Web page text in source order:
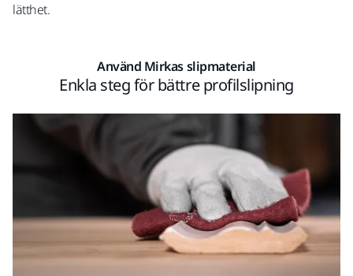
lätthet.
Använd Mirkas slipmaterial
Enkla steg för bättre profilslipning